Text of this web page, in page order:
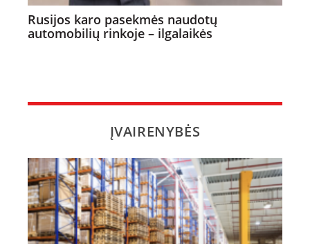
Rusijos karo pasekmės naudotų
automobilių rinkoje – ilgalaikės
ĮVAIRENYBĖS